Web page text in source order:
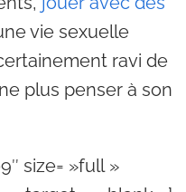
vie sexuelle
ravi de
plus penser à son
size= »full »